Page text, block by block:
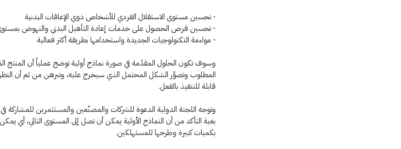
- تحسين مستوى الاستقلال الفردي للأشخاص ذوي الإعاقات البدنية
- تحسين فرص الحصول على خدمات إعادة التأهيل البدني والنهوض
- مواءمة التكنولوجيات الجديدة واستخدامها بطريقة أكثر فعالية
وسوف تكون الحلول المقدّمة في صورة نماذج أولية توضح عملياً أن المنتج
المطلوب وتصوِّر الشكل المحتمل الذي سيخرج عليه، وتبرهن من ثم أن
قابلة للتنفيذ بالفعل.
وتوجه اللجنة الدولية الدعوة للشركات والمصنّعين والمستثمرين للمشاركة في
بغية التأكد من أن النماذج الأولية يمكن أن تصل إلى المستوى التالي، أي يمكن
بكميات كبيرة وطرحها للمستهلكين.